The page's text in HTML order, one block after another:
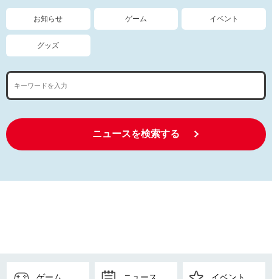
お知らせ ゲーム イベント
グッズ
ニュースを検索する
ゲーム ニュース イベント